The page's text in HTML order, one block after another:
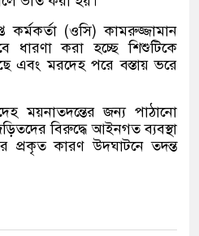
কর্মকর্তা (ওসি) কামরুজ্জামান
ধারণা করা হচ্ছে শিশুটিকে
এবং মরদেহ পরে বস্তায় ভরে
ময়নাতদন্তের জন্য পাঠানো
বিরুদ্ধে আইনগত ব্যবস্থা
প্রকৃত কারণ উদ্ঘাটনে তদন্ত